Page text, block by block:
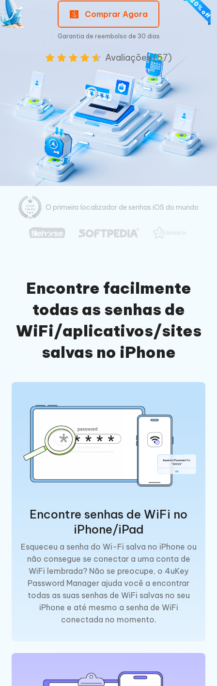
Comprar Agora
Garantia de reembolso de 30 dias
Avaliações (57)
O primeiro localizador de senhas iOS do mundo
Encontre facilmente
todas as senhas de
WiFi/aplicativos/sites
salvas no iPhone
Encontre senhas de WiFi no
iPhone/iPad
Esqueceu a senha do Wi-Fi salva no iPhone ou
não consegue se conectar a uma conta de
WiFi lembrada? Não se preocupe, o 4uKey
Password Manager ajuda você a encontrar
todas as suas senhas de WiFi salvas no seu
iPhone e até mesmo a senha de WiFi
conectada no momento.